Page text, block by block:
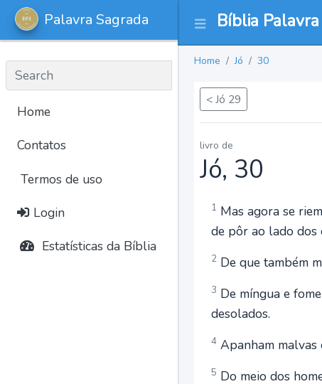
Bíblia
Palavra Sagrada
Home
Contatos
Termos de uso
Login
Estatísticas da Bíblia
Home Jó 30
< Jó 29
livro de
Jó, 30
1 Mas agora se
de pôr ao lado dos
2 De que também
3 De míngua e
desolados.
4 Apanham malvas
5 Do meio dos